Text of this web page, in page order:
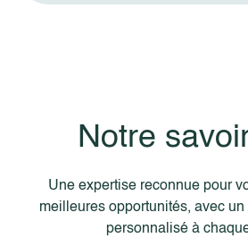
Notre
Une expertise reconnue pour
meilleures opportunités, avec
personnalisé à